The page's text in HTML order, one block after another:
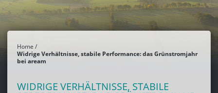
Home
Widrige Verhältnisse, stabile Performance: das Grünstromjahr
bei aream
WIDRIGE VERHÄLTNISSE, STABILE